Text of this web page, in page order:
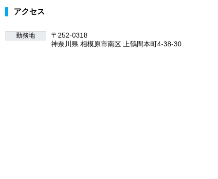
アクセス
勤務地
〒252-0318
神奈川県 相模原市南区 上鶴間本町4-38-30